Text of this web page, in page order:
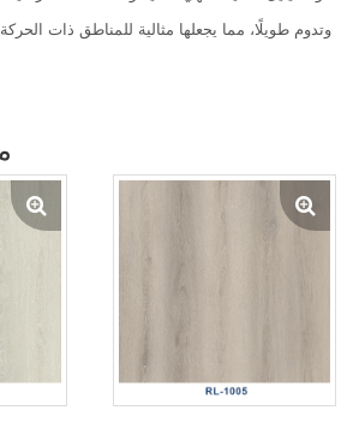
وتدوم طويلًا، مما يجعلها مثالية للمناطق ذات